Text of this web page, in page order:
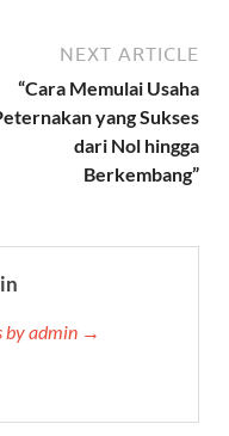
NEXT ARTICLE
“Cara Memulai Usaha
yang Sukses
dari Nol hingga
Berkembang”
by admin →